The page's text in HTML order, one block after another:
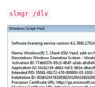
slmgr /dlv